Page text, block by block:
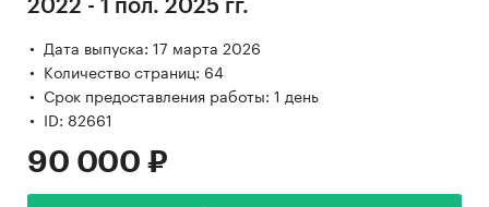
2022 - 1 пол. 2025 гг.
Дата выпуска: 17 марта 2026
Количество страниц: 64
Срок предоставления работы: 1 день
ID: 82661
90 000 ₽